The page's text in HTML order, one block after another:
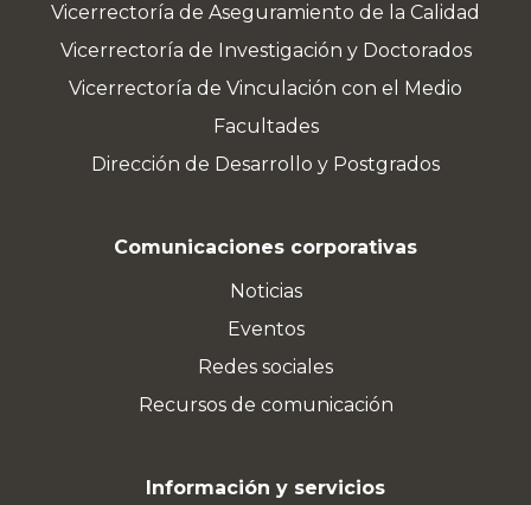
Vicerrectoría de Aseguramiento de la Calidad
Vicerrectoría de Investigación y Doctorados
Vicerrectoría de Vinculación con el Medio
Facultades
Dirección de Desarrollo y Postgrados
Comunicaciones corporativas
Noticias
Eventos
Redes sociales
Recursos de comunicación
Información y servicios